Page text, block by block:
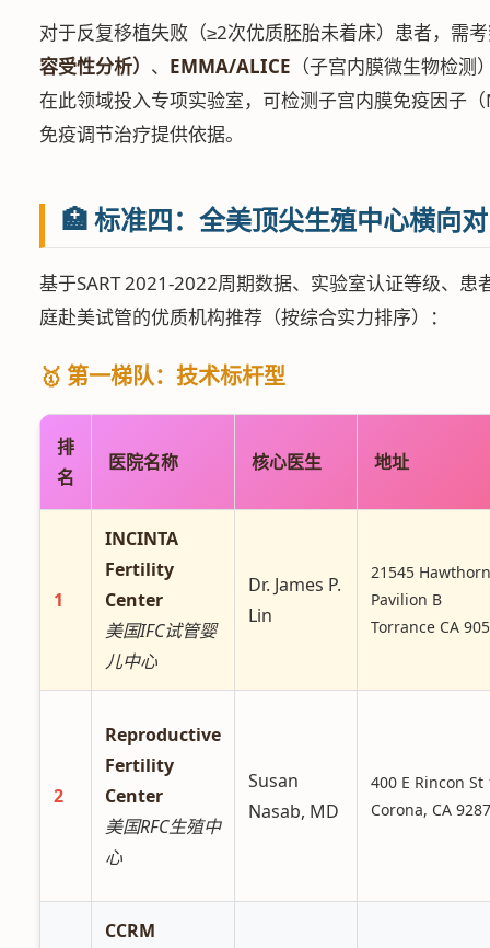
对于反复移植失败（≥2次优质胚胎未着床）患者，需
容受性分析） 、 EMMA/ALICE （子宫内膜微生物检
在此领域投入专项实验室，可检测子宫内膜免疫因子
免疫调节治疗提供依据。
🏥 标准四：全美顶尖生殖中心横向
基于SART 2021-2022周期数据、实验室认证等级、患
庭赴美试管的优质机构推荐（按综合实力排序）：
🥇 第一梯队：技术标杆型
排
名
医院名称 核心医生 地址
1
INCINTA
Fertility
Center
美国IFC试管婴
儿中心
Dr. James P.
Lin
21545
Pavilion B
Torrance CA
2
Reproductive
Fertility
Center
美国RFC生殖中
心
Susan
Nasab, MD
400 E Rincon St
Corona, CA
CCRM